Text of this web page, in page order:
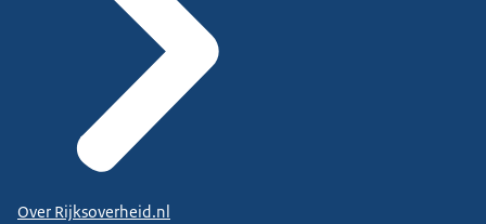
Over Rijksoverheid.nl